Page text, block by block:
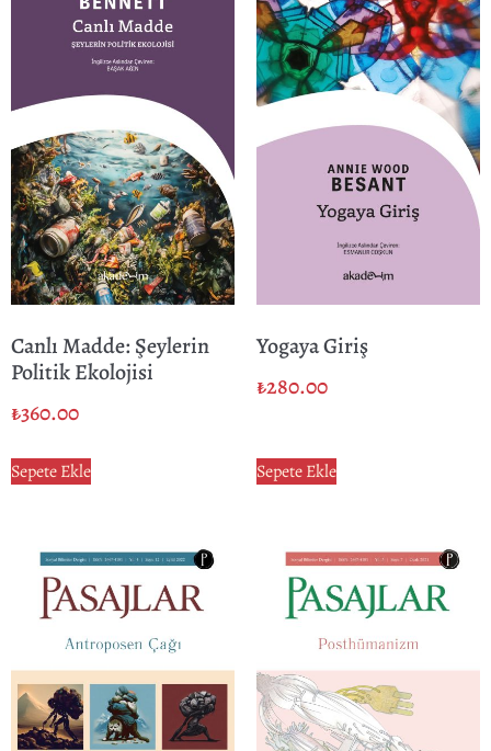
Canlı Madde: Şeylerin
Politik Ekolojisi
₺360.00
Sepete Ekle
Yogaya Giriş
₺280.00
Sepete Ekle